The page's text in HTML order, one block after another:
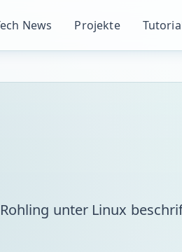
News Projekte
unter Linux